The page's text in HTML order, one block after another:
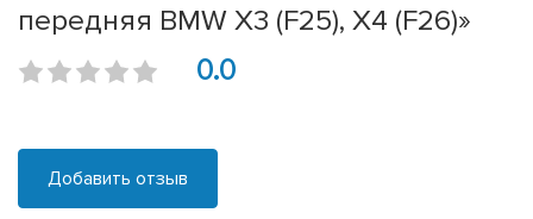
передняя BMW X3 (F25), X4 (F26)»
0.0
Добавить отзыв